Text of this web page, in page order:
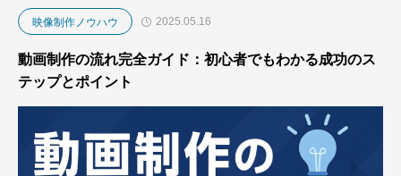
なりつつあります。そして、こんな印象を持たれている方も多いのではない
でしょうか？「クリエ
映像制作ノウハウ 2025.05.16
動画制作の流れ完全ガイド：初心者でもわかる成功のス
テップとポイント